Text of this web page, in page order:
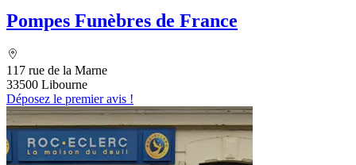
Pompes Funèbres de France
117 rue de la Marne
33500 Libourne
Déposez le premier avis !